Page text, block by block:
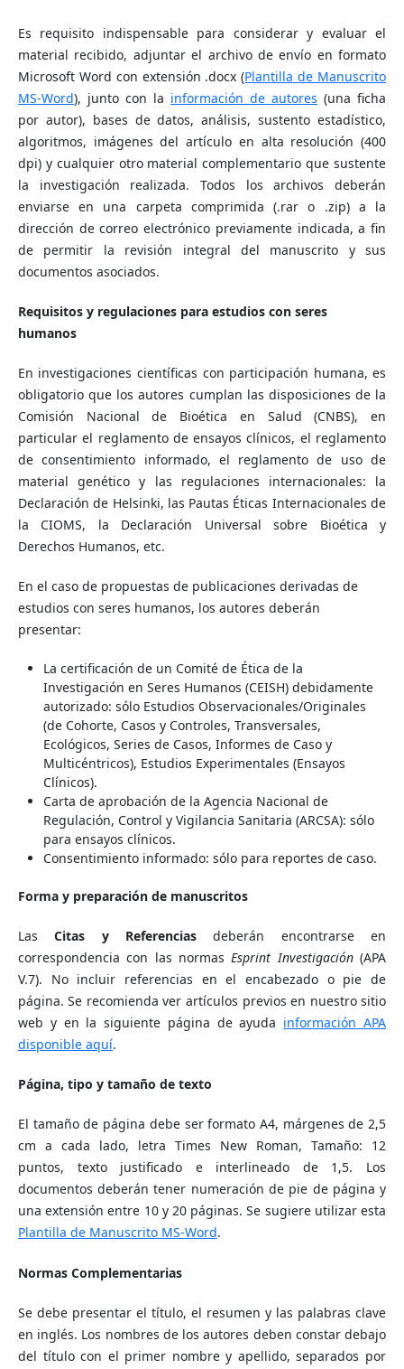
Es requisito indispensable para considerar y evaluar el
material recibido, adjuntar el archivo de envío en formato
Microsoft Word con extensión .docx (Plantilla de Manuscrito
MS-Word), junto con la información de autores (una ficha
por autor), bases de datos, análisis, sustento estadístico,
algoritmos, imágenes del artículo en alta resolución (400
dpi) y cualquier otro material complementario que sustente
la investigación realizada. Todos los archivos deberán
enviarse en una carpeta comprimida (.rar o .zip) a la
dirección de correo electrónico previamente indicada, a fin
de permitir la revisión integral del manuscrito y sus
documentos asociados.
Requisitos y regulaciones para estudios con seres
humanos
En investigaciones científicas con participación humana, es
obligatorio que los autores cumplan las disposiciones de la
Comisión Nacional de Bioética en Salud (CNBS), en
particular el reglamento de ensayos clínicos, el reglamento
de consentimiento informado, el reglamento de uso de
material genético y las regulaciones internacionales: la
Declaración de Helsinki, las Pautas Éticas Internacionales de
la CIOMS, la Declaración Universal sobre Bioética y
Derechos Humanos, etc.
En el caso de propuestas de publicaciones derivadas de
estudios con seres humanos, los autores deberán
presentar:
La certificación de un Comité de Ética de la
Investigación en Seres Humanos (CEISH) debidamente
autorizado: sólo Estudios Observacionales/Originales
(de Cohorte, Casos y Controles, Transversales,
Ecológicos, Series de Casos, Informes de Caso y
Multicéntricos), Estudios Experimentales (Ensayos
Clínicos).
Carta de aprobación de la Agencia Nacional de
Regulación, Control y Vigilancia Sanitaria (ARCSA): sólo
para ensayos clínicos.
Consentimiento informado: sólo para reportes de caso.
Forma y preparación de manuscritos
LasCitas y Referencias deberán encontrarse en
correspondencia con las normasEsprint Investigación(APA
V.7). No incluir referencias en el encabezado o pie de
página. Se recomienda ver artículos previos en nuestro sitio
web y en la siguiente página de ayuda información APA
disponible aquí.
Página, tipo y tamaño de texto
El tamaño de página debe ser formato A4, márgenes de 2,5
cm a cada lado, letra Times New Roman, Tamaño: 12
puntos, texto justificado e interlineado de 1,5. Los
documentos deberán tener numeración de pie de página y
una extensión entre 10 y 20 páginas. Se sugiere utilizar esta
Plantilla de ManuscritoMS-Word.
Normas Complementarias
Se debe presentar el título, el resumen y las palabras clave
en inglés. Los nombres de los autores deben constar debajo
del título con el primer nombre y apellido, separados por